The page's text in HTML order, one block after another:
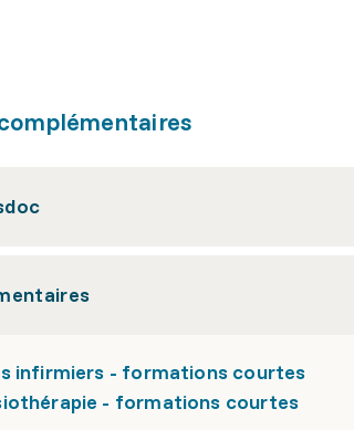
infirmiers - formations courtes
- formations courtes